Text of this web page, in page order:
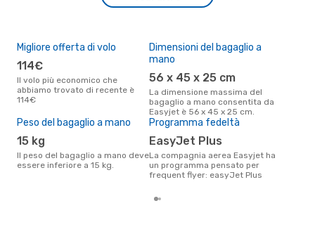
Migliore offerta di volo
114€
Il volo più economico che
abbiamo trovato di recente è
114€
Dimensioni del bagaglio a
mano
56 x 45 x 25 cm
La dimensione massima del
bagaglio a mano consentita da
Easyjet è 56 x 45 x 25 cm.
Peso del bagaglio a mano
15 kg
Il peso del bagaglio a mano deve
essere inferiore a 15 kg.
Programma fedeltà
easyJet Plus
La compagnia aerea Easyjet ha
un programma pensato per
frequent flyer: easyJet Plus